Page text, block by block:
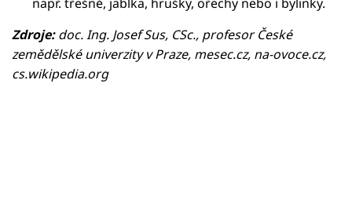
Zdroje:doc. Ing. Josef Sus, CSc., profesor České
zemědělské univerzity v Praze, mesec.cz, na-ovoce.cz,
cs.wikipedia.org